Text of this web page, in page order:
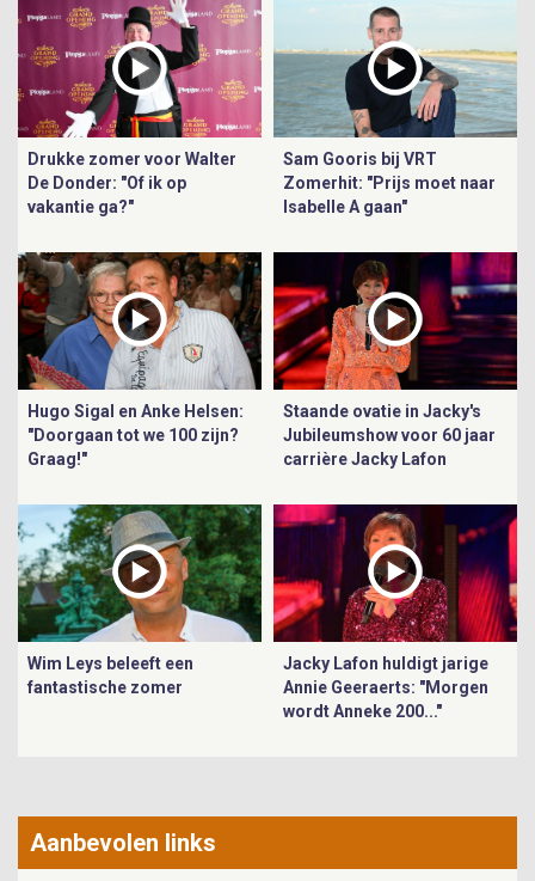
Drukke zomer voor Walter
De Donder: "Of ik op
vakantie ga?"
Sam Gooris bij VRT
Zomerhit: "Prijs moet naar
Isabelle A gaan"
Hugo Sigal en Anke Helsen:
"Doorgaan tot we 100 zijn?
Graag!"
Staande ovatie in Jacky's
Jubileumshow voor 60 jaar
carrière Jacky Lafon
Wim Leys beleeft een
fantastische zomer
Jacky Lafon huldigt jarige
Annie Geeraerts: "Morgen
wordt Anneke 200..."
Aanbevolen links